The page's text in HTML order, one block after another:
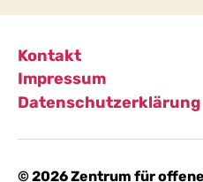
Kontakt
Impressum
Datenschutzerklärung
© 2026Zentrum für